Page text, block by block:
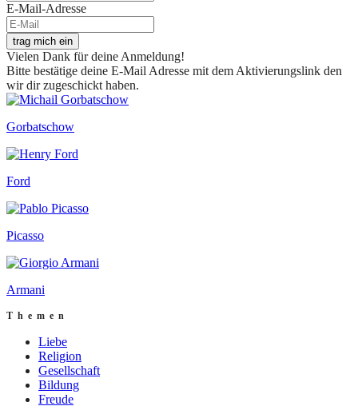
E-Mail-Adresse
trag mich ein
Vielen Dank für deine Anmeldung!
Bitte bestätige deine E-Mail Adresse mit dem Aktivierungslink den
wir dir zugeschickt haben.
Gorbatschow
Ford
Picasso
Armani
Themen
Liebe
Religion
Gesellschaft
Bildung
Freude